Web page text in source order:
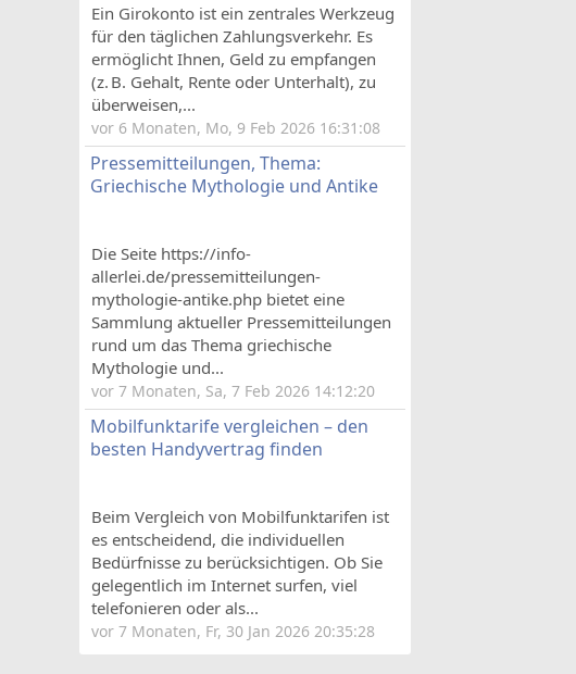
Ein Girokonto ist ein zentrales Werkzeug
für den täglichen Zahlungsverkehr. Es
ermöglicht Ihnen, Geld zu empfangen
(z. B. Gehalt, Rente oder Unterhalt), zu
überweisen,...
vor 6 Monaten, Mo, 9 Feb 2026 16:31:08
Pressemitteilungen, Thema:
Griechische Mythologie und Antike
Die Seite https://info-
allerlei.de/pressemitteilungen-
mythologie-antike.php bietet eine
Sammlung aktueller Pressemitteilungen
rund um das Thema griechische
Mythologie und...
vor 7 Monaten, Sa, 7 Feb 2026 14:12:20
Mobilfunktarife vergleichen – den
besten Handyvertrag finden
Beim Vergleich von Mobilfunktarifen ist
es entscheidend, die individuellen
Bedürfnisse zu berücksichtigen. Ob Sie
gelegentlich im Internet surfen, viel
telefonieren oder als...
vor 7 Monaten, Fr, 30 Jan 2026 20:35:28